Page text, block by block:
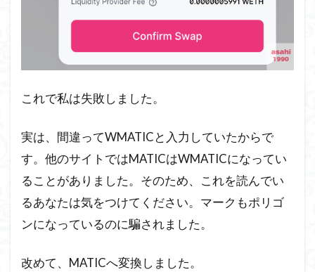
これで私は失敗しました。
実は、間違ってWMATICと入力していたからで
す。他のサイトではMATICはWMATICになってい
ることがありました。そのため、これを読んでい
るあなたは気をつけてください。マークもポリゴ
ンになっているのに騙されました。
改めて、MATICへ変換しました。